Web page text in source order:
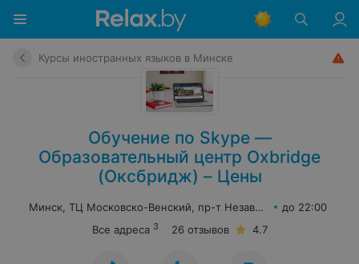
Курсы иностранных языков в Минске
Обучение по Skype —
Образовательный центр Oxbridge
(Оксбридж) – Цены
Минск, ТЦ Московско-Венский, пр-т Независимости, 58, эт.
до 22:00
Все адреса 3 26 отзывов 4.7